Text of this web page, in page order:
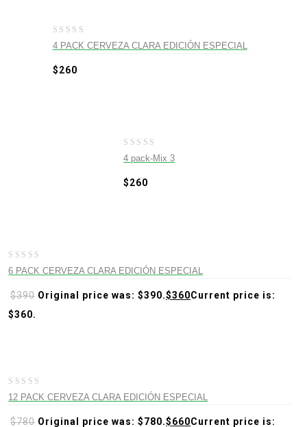
0
of
4 PACK CERVEZA CLARA EDICIÓN ESPECIAL
$260
0
of
4 pack-Mix 3
$260
0
of
6 PACK CERVEZA CLARA EDICIÓN ESPECIAL
$390 Original price was: $390.$360Current price is:
$360.
0
of
12 PACK CERVEZA CLARA EDICIÓN ESPECIAL
$780 Original price was: $780.$660Current price is: